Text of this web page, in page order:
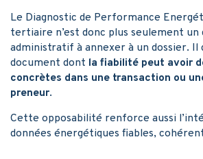
Le Diagnostic de Performance
tertiaire n’est donc plus seulement un
administratif à annexer à un dossier. Il
document dont la fiabilité peut avoir
concrètes dans une transaction ou
preneur.
Cette opposabilité renforce aussi
données énergétiques fiables,